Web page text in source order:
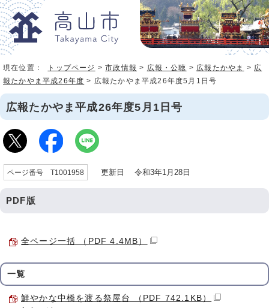
現在位置： トップページ >市政情報 > 広報・公聴 > 広報たかやま > 広
報たかやま平成26年度 > 広報たかやま平成26年度5月1日号
広報たかやま平成26年度5月1日号
ページ番号 T1001958 更新日 令和3年1月28日
PDF版
全ページ一括 （PDF 4.4MB）
一覧
鮮やかな中橋を渡る祭屋台 （PDF 742.1KB）